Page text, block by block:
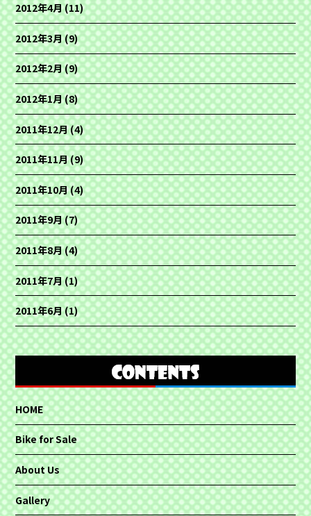
2012年4月(11)
2012年3月(9)
2012年2月(9)
2012年1月(8)
2011年12月(4)
2011年11月(9)
2011年10月(4)
2011年9月(7)
2011年8月(4)
2011年7月(1)
2011年6月(1)
HOME
Bike for Sale
About Us
Gallery